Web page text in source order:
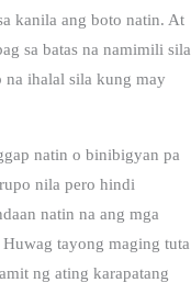
kanila ang boto natin. At
sa batas na namimili sila
na ihalal sila kung may
natin o binibigyan pa
nila pero hindi
natin na ang mga
tayong maging tuta
ng ating karapatang